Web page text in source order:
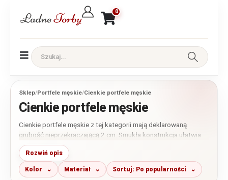
0
Sklep/Portfele męskie/Cienkie portfele męskie
Cienkie portfele męskie
Cienkie portfele męskie z tej kategorii mają deklarowaną
grubość nieprzekraczającą 2 cm. Smukła konstrukcja ułatwia
wygodne noszenie portfela w kieszeni spodni, marynarki lub
płaszcza, a także w torbie i saszetce. Poszczególne modele
mogą różnić się liczbą przegródek, obecnością bilonówki,
sposobem zapięcia i ochroną RFID, dlatego przed zakupem
Rozwiń opis
Kolor Materiał Sortuj: Po popularności